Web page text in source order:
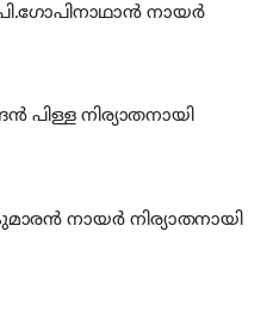
നായര്‍
പിള്ള നിര്യാതനായി
നായര്‍ നിര്യാതനായി